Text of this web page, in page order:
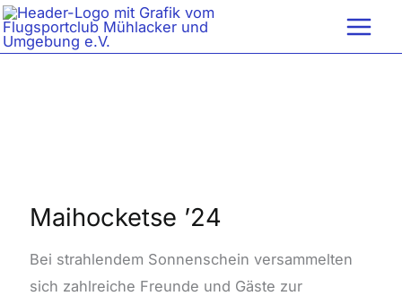
Zum
Inhalt
Maihocketse ’24
Bei strahlendem Sonnenschein versammelten
sich zahlreiche Freunde und Gäste zur